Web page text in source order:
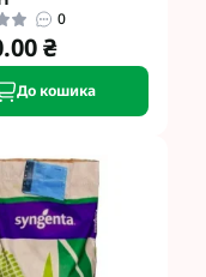
0
₴
До кошика